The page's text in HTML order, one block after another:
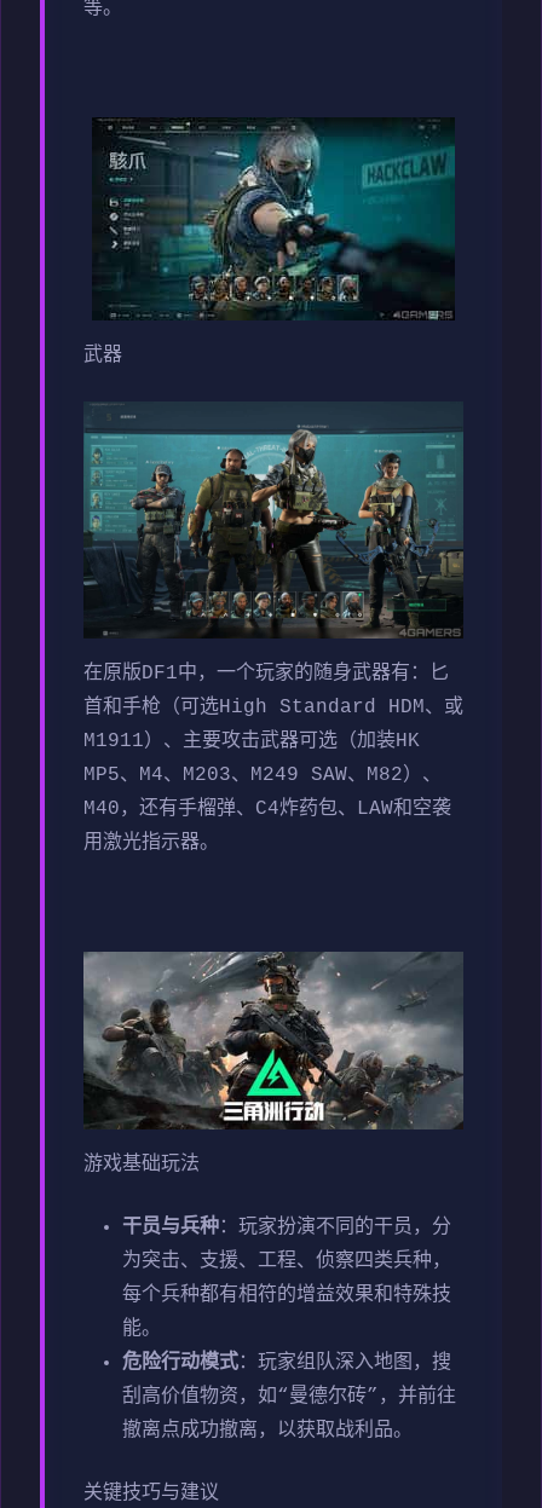
等。
武器
在原版DF1中，一个玩家的随身武器有：匕
首和手枪（可选High Standard HDM、或
M1911）、主要攻击武器可选（加装HK
MP5、M4、M203、M249 SAW、M82）、
M40，还有手榴弹、C4炸药包、LAW和空袭
用激光指示器。
游戏基础玩法
干员与兵种：玩家扮演不同的干员，分
为突击、支援、工程、侦察四类兵种，
每个兵种都有相符的增益效果和特殊技
能。
危险行动模式：玩家组队深入地图，搜
刮高价值物资，如“曼德尔砖”，并前往
撤离点成功撤离，以获取战利品。
关键技巧与建议